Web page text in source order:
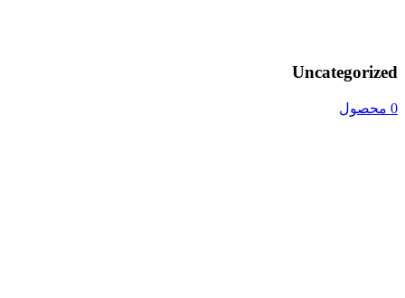
Uncategorized
0 محصول